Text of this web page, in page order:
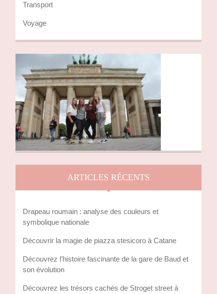
Transport
Voyage
ARTICLES RÉCENTS
Drapeau roumain : analyse des couleurs et
symbolique nationale
Découvrir la magie de piazza stesicoro à Catane
Découvrez l’histoire fascinante de la gare de Baud et
son évolution
Découvrez les trésors cachés de Stroget street à